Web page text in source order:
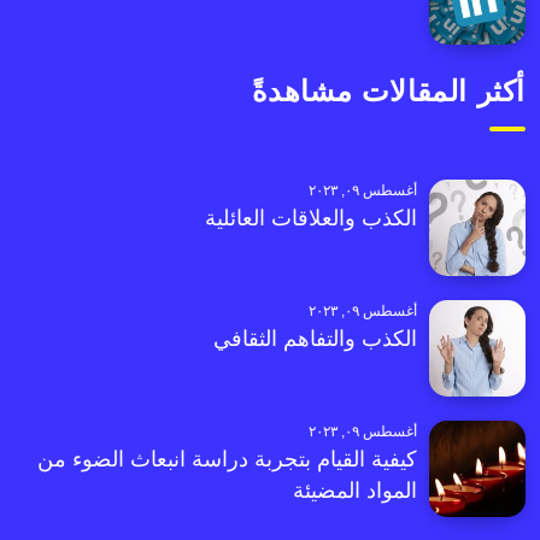
أكثر المقالات مشاهدةً
أغسطس ٠٩, ٢٠٢٣
الكذب والعلاقات العائلية
أغسطس ٠٩, ٢٠٢٣
الكذب والتفاهم الثقافي
أغسطس ٠٩, ٢٠٢٣
كيفية القيام بتجربة دراسة انبعاث الضوء من
المواد المضيئة